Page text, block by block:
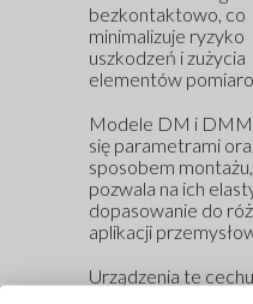
bezkontaktowo, co
minimalizuje ryzyko
uszkodzeń i zużycia
elementów
Modele DM i DMM
się parametrami
sposobem
pozwala na ich
dopasowanie do
aplikacji
Urządzenia te